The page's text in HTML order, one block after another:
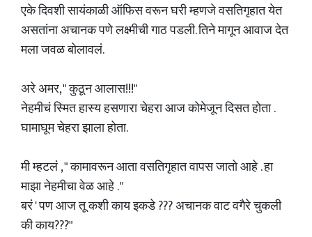
एके दिवशी सायंकाळी ऑफिस वरून घरी म्हणजे वसतिगृहात येत
असतांना अचानक पणे लक्ष्मीची गाठ पडली. तिने मागून आवाज देत
मला जवळ बोलावलं.
अरे अमर, " कुठून आलास!!!"
नेहमीचं स्मित हास्य हसणारा चेहरा आज कोमेजून दिसत होता .
घामाघूम चेहरा झाला होता.
मी म्हटलं , " कामावरून आता वसतिगृहात वापस जातो आहे . हा
माझा नेहमीचा वेळ आहे . "
बरं ' पण आज तू कशी काय इकडे ??? अचानक वाट वगैरे चुकली
की काय???"